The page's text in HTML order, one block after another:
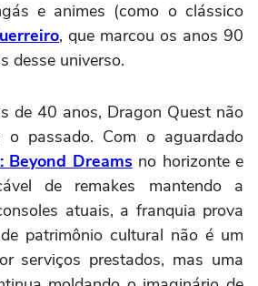
e animes (como o clássico
, que marcou os anos 90
desse universo.
de 40 anos, Dragon Quest não
o passado. Com o aguardado
Beyond Dreams no horizonte e
de remakes mantendo a
atuais, a franquia prova
patrimônio cultural não é um
serviços prestados, mas uma